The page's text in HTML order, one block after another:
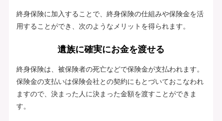
終身保険に加入することで、終身保険の仕組みや保険金を活
用することができ、次のようなメリットを得られます。
遺族に確実にお金を渡せる
終身保険は、被保険者の死亡などで保険金が支払われます。
保険金の支払いは保険会社との契約にもとづいておこなわれ
ますので、決まった人に決まった金額を渡すことができま
す。